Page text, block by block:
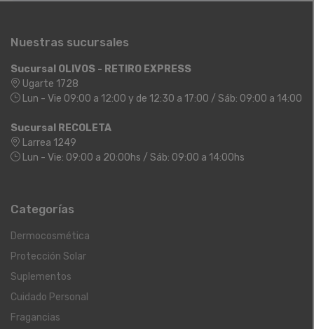
Nuestras sucursales
Sucursal OLIVOS - RETIRO EXPRESS
Ugarte 1728
Lun - Vie 09:00 a 12:00 y de 12:30 a 17:00 / Sáb: 09:00 a 14:00
Sucursal RECOLETA
Larrea 1249
Lun - Vie: 09:00 a 20:00hs / Sáb: 09:00 a 14:00hs
Categorías
Dermocosmética
Protección Solar
Suplementos
Cuidado Personal
Fragancias